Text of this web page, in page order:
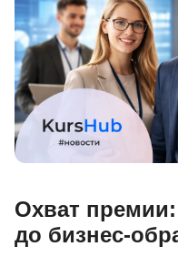
Охват премии:
до бизнес-
Детям
Акции и промокоды
Рейтинг онлайн-